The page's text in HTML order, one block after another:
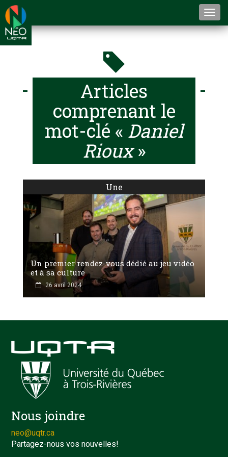
Articles
comprenant le
mot-clé « Daniel
Rioux»
Une
Un premier rendez-vous dédié au jeu vidéo
et à sa culture
26 avril 2024
Nous joindre
neo@uqtr.ca
Partagez-nous vos nouvelles!